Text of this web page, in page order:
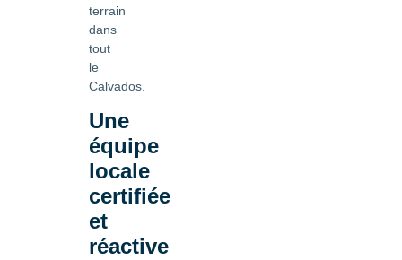
terrain
dans
tout
le
Calvados.
Une
équipe
locale
certifiée
et
réactive